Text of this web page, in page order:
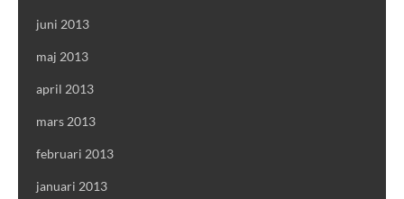
juni 2013
maj 2013
april 2013
mars 2013
februari 2013
januari 2013